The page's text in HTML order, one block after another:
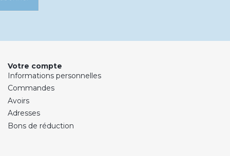
Votre compte
Informations personnelles
Commandes
Avoirs
Adresses
Bons de réduction